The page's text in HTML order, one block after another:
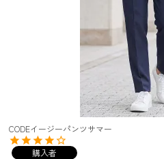
CODEイージーパンツサマー
購入者